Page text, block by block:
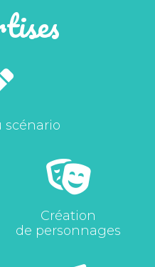
scénario
Création
de personnages